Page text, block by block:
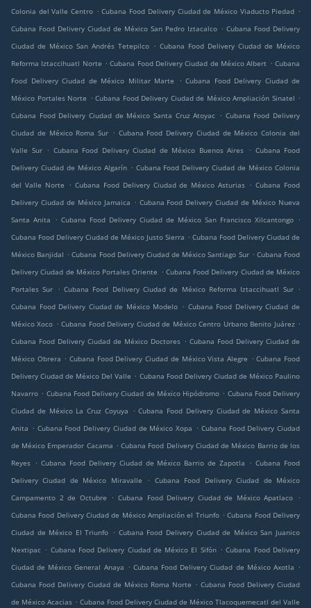
Colonia del Valle Centro . Cubana Food Delivery Ciudad de México Viaducto Piedad .
Cubana Food Delivery Ciudad de México San Pedro Iztacalco . Cubana Food Delivery
Ciudad de México San Andrés Tetepilco . Cubana Food Delivery Ciudad de México
Reforma Iztaccihuatl Norte . Cubana Food Delivery Ciudad de México Albert . Cubana
Food Delivery Ciudad de México Militar Marte
. Cubana Food Delivery Ciudad de
México Portales Norte . Cubana Food Delivery Ciudad de México Ampliación Sinatel .
Cubana Food Delivery Ciudad de México Santa Cruz Atoyac . Cubana Food Delivery
Ciudad de México Roma Sur . Cubana Food Delivery Ciudad de México Colonia del
Valle Sur
. Cubana Food Delivery Ciudad de México Buenos Aires . Cubana Food
Delivery Ciudad de México Algarín . Cubana Food Delivery Ciudad de México Colonia
del Valle Norte
. Cubana Food Delivery Ciudad de México Asturias . Cubana Food
Delivery Ciudad de México Jamaica . Cubana Food Delivery Ciudad de México Nueva
Santa Anita
. Cubana Food Delivery Ciudad de México San Francisco Xilcantongo .
Cubana Food Delivery Ciudad de México Justo Sierra . Cubana Food Delivery Ciudad de
México Banjidal . Cubana Food Delivery Ciudad de México Santiago Sur . Cubana Food
Delivery Ciudad de México Portales Oriente . Cubana Food Delivery Ciudad de México
Portales Sur
. Cubana Food Delivery Ciudad de México Reforma Iztaccihuatl Sur .
Cubana Food Delivery Ciudad de México Modelo . Cubana Food Delivery Ciudad de
México Xoco . Cubana Food Delivery Ciudad de México Centro Urbano Benito Juárez .
Cubana Food Delivery Ciudad de México Doctores . Cubana Food Delivery Ciudad de
México Obrera . Cubana Food Delivery Ciudad de México Vista Alegre . Cubana Food
Delivery Ciudad de México Del Valle . Cubana Food Delivery Ciudad de México Paulino
Navarro . Cubana Food Delivery Ciudad de México Hipódromo . Cubana Food Delivery
Ciudad de México La Cruz Coyuya
. Cubana Food Delivery Ciudad de México Santa
Anita . Cubana Food Delivery Ciudad de México Xopa . Cubana Food Delivery Ciudad
de México Emperador Cacama . Cubana Food Delivery Ciudad de México Barrio de los
Reyes . Cubana Food Delivery Ciudad de México Barrio de Zapotla . Cubana Food
Delivery Ciudad de México Miravalle
. Cubana Food Delivery Ciudad de México
Campamento 2 de Octubre
. Cubana Food Delivery Ciudad de México Apatlaco
.
Cubana Food Delivery Ciudad de México Ampliación el Triunfo . Cubana Food Delivery
Ciudad de México El Triunfo . Cubana Food Delivery Ciudad de México San Juanico
Nextipac . Cubana Food Delivery Ciudad de México El Sifón . Cubana Food Delivery
Ciudad de México General Anaya . Cubana Food Delivery Ciudad de México Axotla .
Cubana Food Delivery Ciudad de México Roma Norte . Cubana Food Delivery Ciudad
de México Acacias . Cubana Food Delivery Ciudad de México Tlacoquemecatl del Valle